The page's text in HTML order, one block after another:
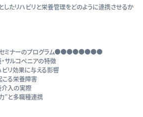
たリハビリと栄養管理をどのように連携させるか
ナーのプログラム●●●●●●●●
サルコペニアの特徴
ビリ効果に与える影響
こる栄養障害
介入の実際
”と多職種連携